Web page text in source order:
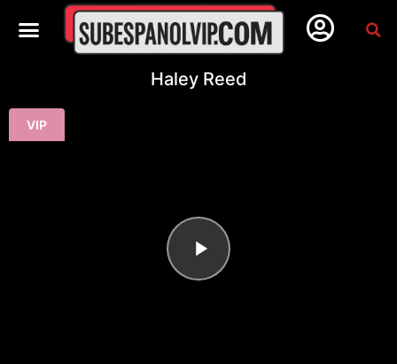
Haley Reed
VIP